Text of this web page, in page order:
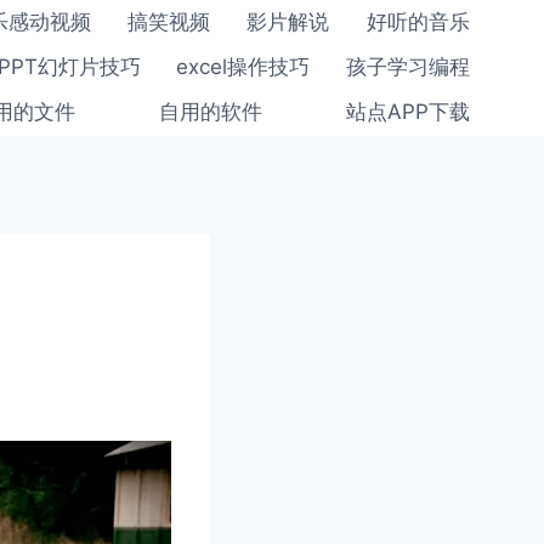
感动视频 搞笑视频 影片解说
好听的音乐
幻灯片技巧
excel操作技巧
孩子学习编程
的文件
自用的软件 站点APP下载